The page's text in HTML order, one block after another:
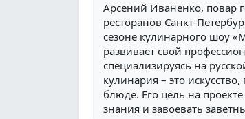
Арсений Иваненко, повар
ресторанов Санкт-
сезоне кулинарного шоу
развивает свой
специализируясь на
кулинария – это
блюде. Его цель на
знания и завоевать